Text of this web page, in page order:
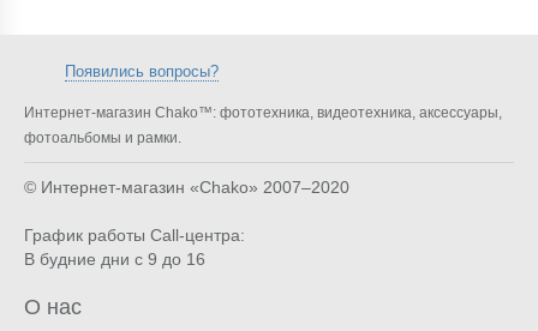
Появились вопросы?
Интернет-магазин Chako™: фототехника, видеотехника, аксессуары,
фотоальбомы и рамки.
© Интернет-магазин «Chako» 2007–2020
График работы Call-центра:
В будние дни с 9 до 16
О нас